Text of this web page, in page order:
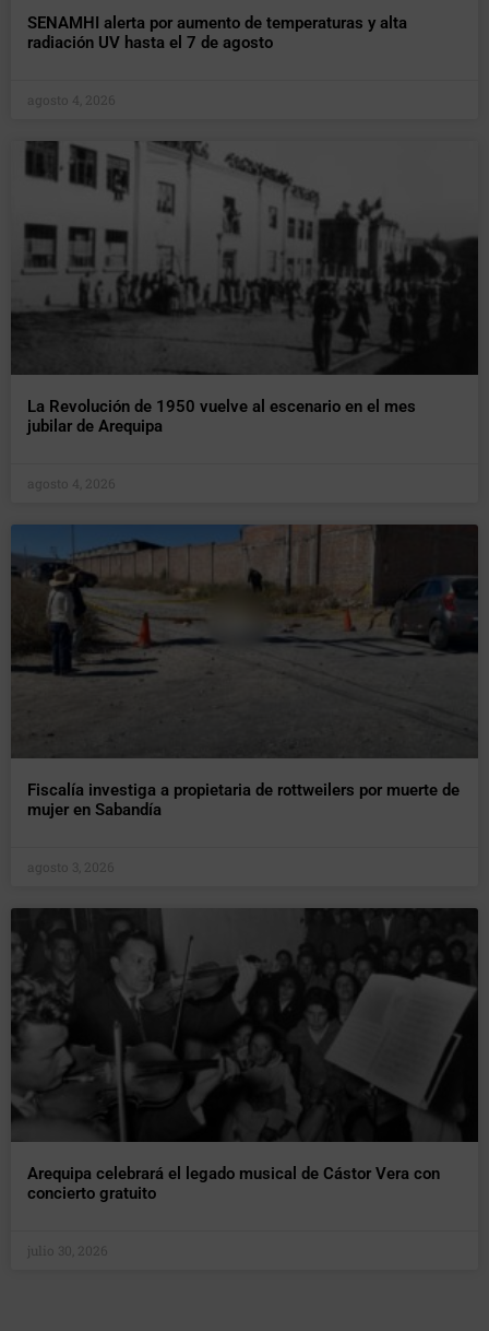
SENAMHI alerta por aumento de temperaturas y alta
radiación UV hasta el 7 de agosto
agosto 4, 2026
La Revolución de 1950 vuelve al escenario en el mes
jubilar de Arequipa
agosto 4, 2026
Fiscalía investiga a propietaria de rottweilers por muerte de
mujer en Sabandía
agosto 3, 2026
Arequipa celebrará el legado musical de Cástor Vera con
concierto gratuito
julio 30, 2026